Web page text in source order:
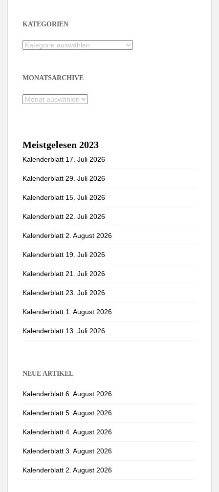
KATEGORIEN
Kategorien
MONATSARCHIVE
Monatsarchive
Meistgelesen 2023
Kalenderblatt 17. Juli 2026
Kalenderblatt 29. Juli 2026
Kalenderblatt 15. Juli 2026
Kalenderblatt 22. Juli 2026
Kalenderblatt 2. August 2026
Kalenderblatt 19. Juli 2026
Kalenderblatt 21. Juli 2026
Kalenderblatt 23. Juli 2026
Kalenderblatt 1. August 2026
Kalenderblatt 13. Juli 2026
NEUE ARTIKEL
Kalenderblatt 6. August 2026
Kalenderblatt 5. August 2026
Kalenderblatt 4. August 2026
Kalenderblatt 3. August 2026
Kalenderblatt 2. August 2026